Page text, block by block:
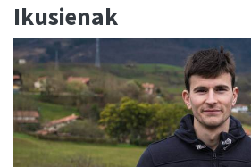
Ikusienak